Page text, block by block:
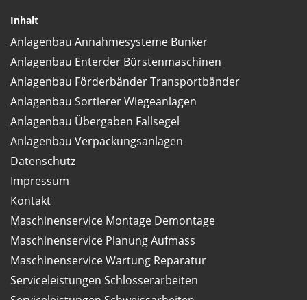
Inhalt
Anlagenbau Annahmesysteme Bunker
Anlagenbau Enterder Bürstenmaschinen
Anlagenbau Förderbänder Transportbänder
Anlagenbau Sortierer Wiegeanlagen
Anlagenbau Übergaben Fallsegel
Anlagenbau Verpackungsanlagen
Datenschutz
Impressum
Kontakt
Maschinenservice Montage Demontage
Maschinenservice Planung Aufmass
Maschinenservice Wartung Reparatur
Serviceleistungen Schlosserarbeiten